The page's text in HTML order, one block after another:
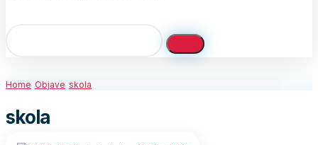
Home Objave skola
skola